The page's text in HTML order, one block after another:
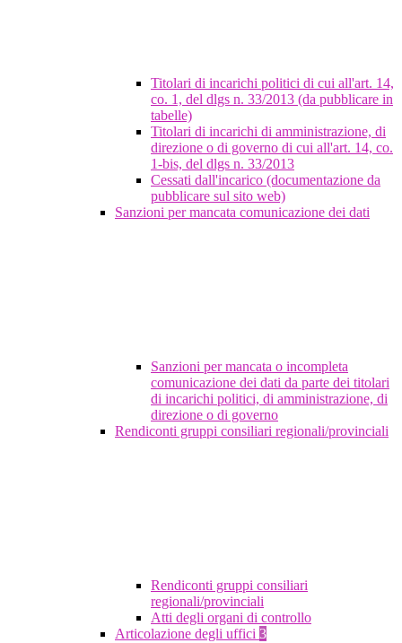
Titolari di incarichi politici di cui all'art. 14,
co. 1, del dlgs n. 33/2013 (da pubblicare in
tabelle)
Titolari di incarichi di amministrazione, di
direzione o di governo di cui all'art. 14, co.
1-bis, del dlgs n. 33/2013
Cessati dall'incarico (documentazione da
pubblicare sul sito web)
Sanzioni per mancata comunicazione dei dati
Sanzioni per mancata o incompleta
comunicazione dei dati da parte dei titolari
di incarichi politici, di amministrazione, di
direzione o di governo
Rendiconti gruppi consiliari regionali/provinciali
Rendiconti gruppi consiliari
regionali/provinciali
Atti degli organi di controllo
Articolazione degli uffici 3